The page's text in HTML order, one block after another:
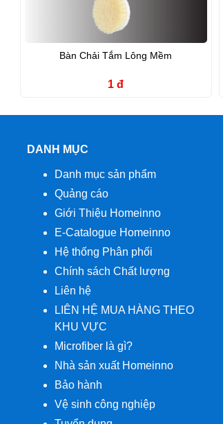
Bàn Chải Tắm Lông Mềm
1 đ
DANH MỤC
Danh mục sản phẩm
Quảng cáo
Giới Thiệu Homeinno
E-Catalogue Homeinno
Hệ thống Phân phối
Chính sách Chất lượng
Liên hệ
LIÊN HỆ MUA HÀNG THEO
KHU VỰC
Microfiber là gì?
Nhà sản xuất Homeinno
Bảo hành
Vệ sinh công nghiệp